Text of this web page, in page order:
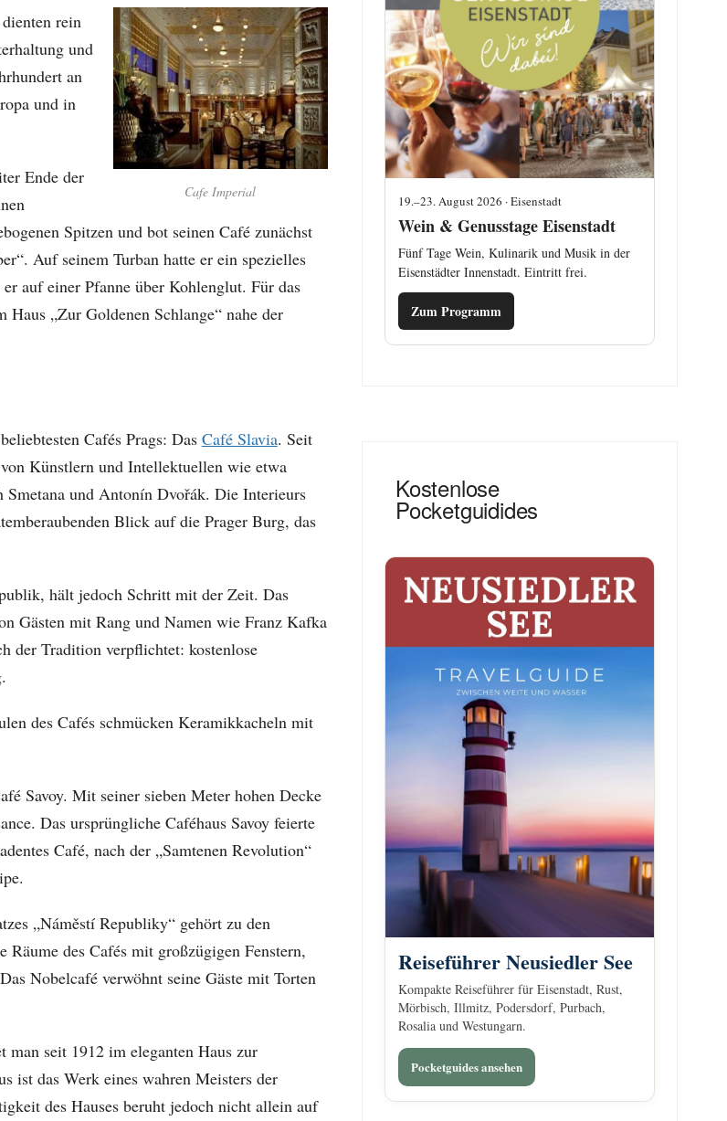
Cafe Imperial
rein
und
an
und in
Ende der
Spitzen und bot seinen Café zunächst
Auf seinem Turban hatte er ein spezielles
auf einer Pfanne über Kohlenglut. Für das
„Zur Goldenen Schlange“ nahe der
Cafés Prags: Das Café Slavia. Seit
Künstlern und Intellektuellen wie etwa
und Antonín Dvořák. Die Interieurs
Blick auf die Prager Burg, das
hält jedoch Schritt mit der Zeit. Das
Gästen mit Rang und Namen wie Franz Kafka
der Tradition verpflichtet: kostenlose
des Cafés schmücken Keramikkacheln mit
Savoy. Mit seiner sieben Meter hohen Decke
Das ursprüngliche Caféhaus Savoy feierte
Café, nach der „Samtenen Revolution“
„Náměstí Republiky“ gehört zu den
Räume des Cafés mit großzügigen Fenstern,
Nobelcafé verwöhnt seine Gäste mit Torten
seit 1912 im eleganten Haus zur
ist das Werk eines wahren Meisters der
des Hauses beruht jedoch nicht allein auf
19.–23. August 2026 · Eisenstadt
Wein & Genusstage Eisenstadt
Fünf Tage Wein, Kulinarik und Musik in der
Eisenstädter Innenstadt. Eintritt frei.
Zum Programm
Kostenlose
Pocketguidides
Reiseführer Neusiedler See
Kompakte Reiseführer für Eisenstadt, Rust,
Mörbisch, Illmitz, Podersdorf, Purbach,
Rosalia und Westungarn.
Pocketguides ansehen